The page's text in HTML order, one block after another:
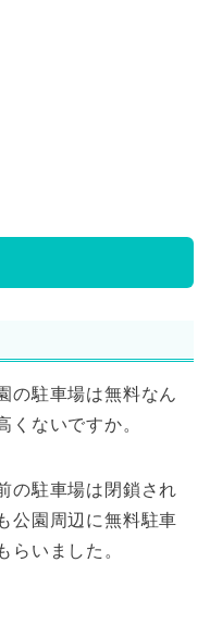
の駐車場は無料なん
くないですか。
の駐車場は閉鎖され
公園周辺に無料駐車
らいました。